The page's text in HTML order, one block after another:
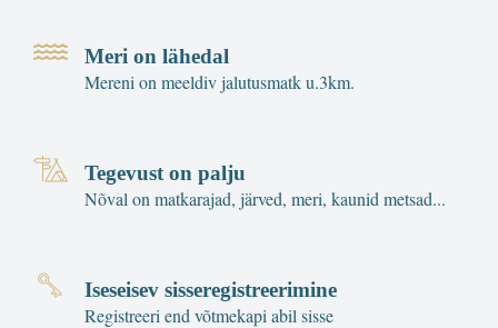
Meri on lähedal
Mereni on meeldiv jalutusmatk u.3km.
Tegevust on palju
Nõval on matkarajad, järved, meri, kaunid metsad...
Iseseisev sisseregistreerimine
Registreeri end võtmekapi abil sisse